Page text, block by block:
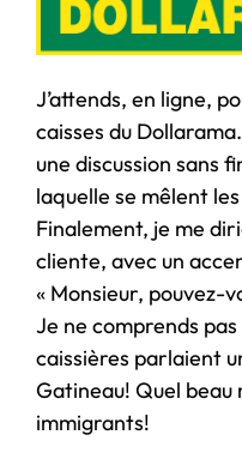
J’attends, en ligne,
caisses du
une discussion sans
laquelle se mêlent
Finalement, je me
cliente, avec un
« Monsieur, pouvez-
Je ne comprends pas
caissières parlaient
Gatineau! Quel beau
immigrants!